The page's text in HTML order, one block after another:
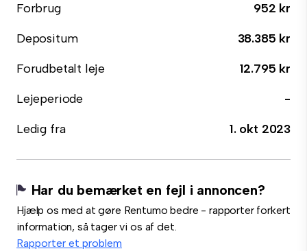
Forbrug
952 kr
Depositum
38.385 kr
Forudbetalt leje
12.795 kr
Lejeperiode
-
Ledig fra
1. okt 2023
Har du bemærket en fejl i annoncen?
Hjælp os med at gøre Rentumo bedre - rapporter forkert
information, så tager vi os af det.
Rapporter et problem